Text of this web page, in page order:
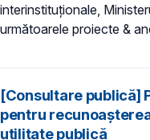
interinstituționale,
următoarele proiecte &
[Consultare publică]
pentru
utilitate publică